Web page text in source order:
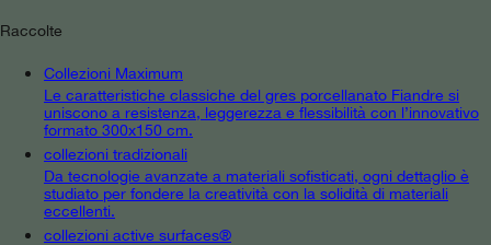
Raccolte
Collezioni Maximum
Le caratteristiche classiche del gres porcellanato Fiandre si
uniscono a resistenza, leggerezza e flessibilità con l’innovativo
formato 300x150 cm.
collezioni tradizionali
Da tecnologie avanzate a materiali sofisticati, ogni dettaglio è
studiato per fondere la creatività con la solidità di materiali
eccellenti.
collezioni active surfaces®